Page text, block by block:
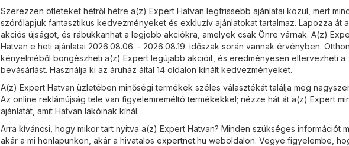
Szerezzen ötleteket hétről hétre a(z) Expert Hatvan legfrissebb ajánlatai közül, mert
szórólapjuk fantasztikus kedvezményeket és exkluzív ajánlatokat tartalmaz. Lapozza át
akciós újságot, és rábukkanhat a legjobb akciókra, amelyek csak Önre várnak. A(z)
Hatvan e heti ajánlatai 2026.08.06. - 2026.08.19. időszak során vannak érvényben.
kényelméből böngészheti a(z) Expert legújabb akcióit, és eredményesen eltervezheti a
bevásárlást. Használja ki az áruház által 14 oldalon kínált kedvezményeket.
A(z) Expert Hatvan üzletében minőségi termékek széles választékát találja meg
Az online reklámújság tele van figyelemreméltó termékekkel; nézze hát át a(z) Expert
ajánlatát, amit Hatvan lakóinak kínál.
Arra kíváncsi, hogy mikor tart nyitva a(z) Expert Hatvan? Minden szükséges információt
akár a mi honlapunkon, akár a hivatalos expertnet.hu weboldalon. Vegye figyelembe,